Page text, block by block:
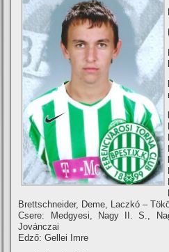
Brettschneider, Deme, Laczkó –
Csere: Medgyesi, Nagy II. S.,
Jovánczai
Edző: Gellei Imre